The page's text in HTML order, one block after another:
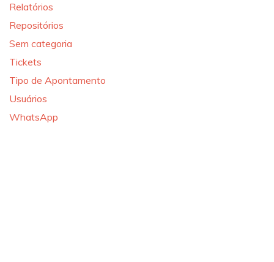
Relatórios
Repositórios
Sem categoria
Tickets
Tipo de Apontamento
Usuários
WhatsApp